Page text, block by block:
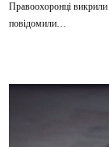
Правоохоронці викрили
повідомили…